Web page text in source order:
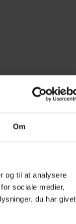
Om
og til at analysere
sociale medier,
du har givet